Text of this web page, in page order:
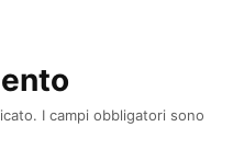
I campi obbligatori sono